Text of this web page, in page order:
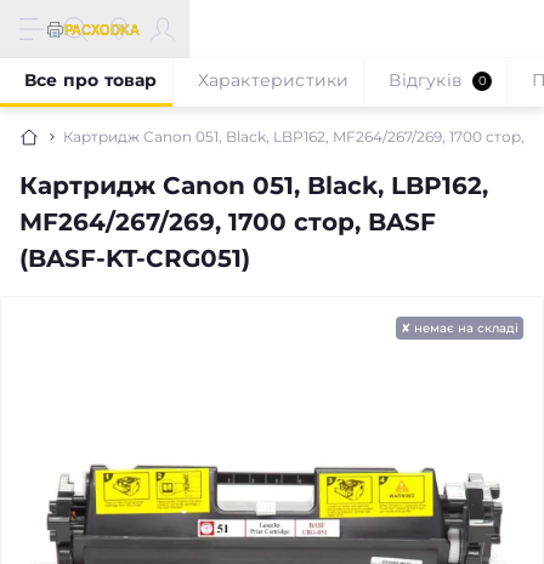
Картридж Canon 051, Black, LBP162, MF264/267/269, 1700 стор,
Картридж Canon 051, Black, LBP162,
MF264/267/269, 1700 стор, BASF
(BASF-KT-CRG051)
Все про товар Характеристики Відгуків 0
✘ немає на складі